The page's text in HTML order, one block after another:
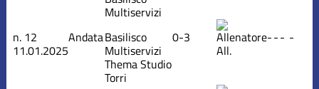
Multiservizi
n. 12
11.01.2025
AndataBasilisco
Multiservizi
Thema Studio
Torri
0-3
All.
--- -